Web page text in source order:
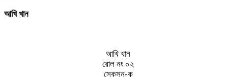
আখি খান
আখি খান
রোল নং ০২
সেকসন-ক